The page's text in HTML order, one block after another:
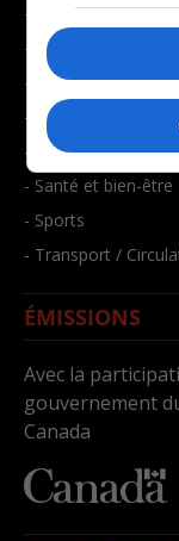
- Culture
- Économie
- Éducation
- Environnement
- Faits divers
- Santé et bien-être
- Sports
- Transport /
ÉMISSIONS
Avec la
gouvernement
Canada